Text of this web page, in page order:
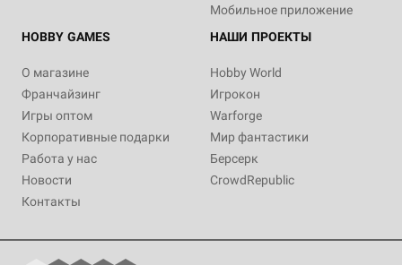
Мобильное приложение
HOBBY GAMES
О магазине
Франчайзинг
Игры оптом
Корпоративные подарки
Работа у нас
Новости
Контакты
НАШИ ПРОЕКТЫ
Hobby World
Игрокон
Warforge
Мир фантастики
Берсерк
CrowdRepublic